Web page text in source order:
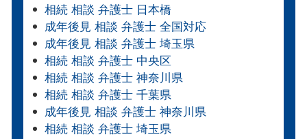
相続 相談 弁護士 日本橋
成年後見 相談 弁護士 全国対応
成年後見 相談 弁護士 埼玉県
相続 相談 弁護士 中央区
相続 相談 弁護士 神奈川県
相続 相談 弁護士 千葉県
成年後見 相談 弁護士 神奈川県
相続 相談 弁護士 埼玉県